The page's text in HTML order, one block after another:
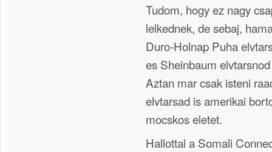
Tudom, hogy ez nagy
lelkednek, de sebaj,
Duro-Holnap Puha
es Sheinbaum
Aztan mar csak isteni
elvtarsad is amerikai
mocskos eletet.
Hallottal a Somali